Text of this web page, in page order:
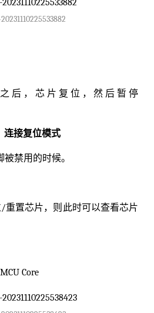
后，芯片复位，然后暂停
连接复位模式
被禁用的时候。
重置芯片，则此时可以查看芯片
Core